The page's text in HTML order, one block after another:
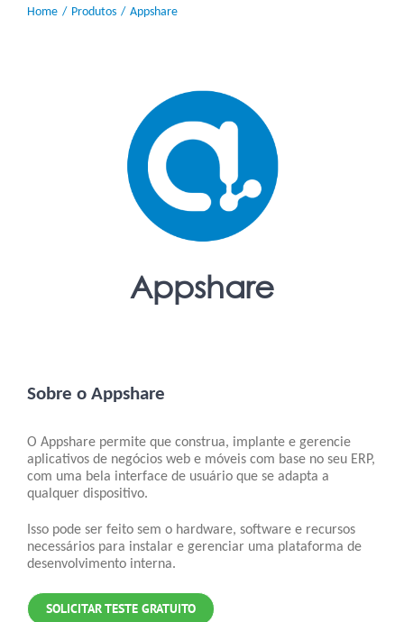
Home Produtos Appshare
Appshare
Sobre o Appshare
O Appshare permite que construa, implante e gerencie
aplicativos de negócios web e móveis com base no seu ERP,
com uma bela interface de usuário que se adapta a
qualquer dispositivo.
Isso pode ser feito sem o hardware, software e recursos
necessários para instalar e gerenciar uma plataforma de
desenvolvimento interna.
SOLICITAR TESTE GRATUITO